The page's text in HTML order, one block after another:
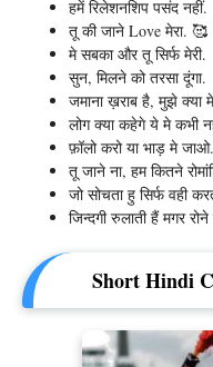
हमें रिलेशनशिप पसंद नहीं.
तू की जाने Love मेरा. 🥰
मे सबका और तू सिर्फ मेरी.
सुन, मिलने को तरसा दूंगा.
जमाना ख़राब है, मुझे क्या
लोग क्या कहेगे ये मे कभी
फ़ॉलो करो या भाड़ मे जाओ.
तू जाने ना, हम कितने
जो सोचता हु सिर्फ वही
जिन्दगी रुलाती हैं मगर
Short Hindi